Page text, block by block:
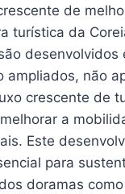
de
turística da
desenvolvidos
ampliados, não
crescente de
a
Este
para
doramas